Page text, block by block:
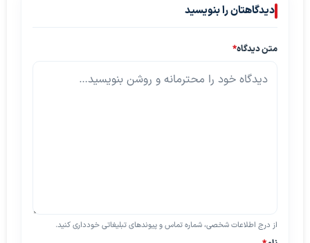
دیدگاهتان را بنویسید
متن دیدگاه*
از درج اطلاعات شخصی، شماره تماس و پیوندهای تبلیغاتی خودداری کنید.